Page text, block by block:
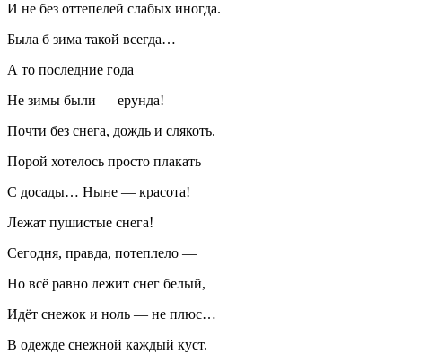
И не без оттепелей слабых иногда.
Была б зима такой всегда…
А то последние года
Не зимы были — ерунда!
Почти без снега, дождь и слякоть.
Порой хотелось просто плакать
С досады… Ныне — красота!
Лежат пушистые снега!
Сегодня, правда, потеплело —
Но всё равно лежит снег белый,
Идёт снежок и ноль — не плюс…
В одежде снежной каждый куст.